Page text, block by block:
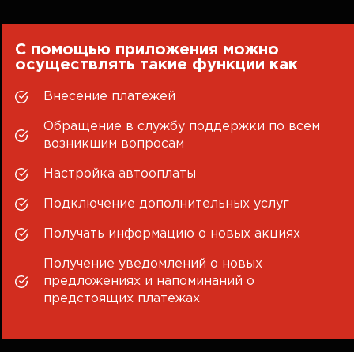
С помощью приложения можно
осуществлять такие функции как
Внесение платежей
Обращение в службу поддержки по всем
возникшим вопросам
Настройка автооплаты
Подключение дополнительных услуг
Получать информацию о новых акциях
Получение уведомлений о новых
предложениях и напоминаний о
предстоящих платежах